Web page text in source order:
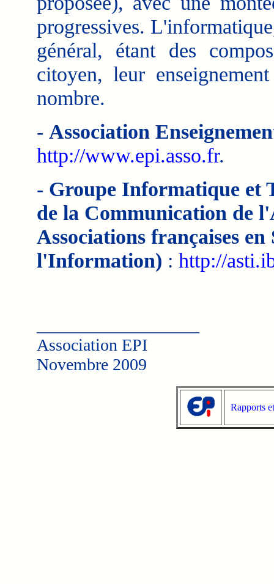
progressives.
général, étant des
citoyen, leur
nombre.
- Association
http://www.epi.asso.fr.
- Groupe Informatique et
de la Communication de
Associations françaises en
l'Information) : http://
Association EPI
Novembre 2009
Rapports